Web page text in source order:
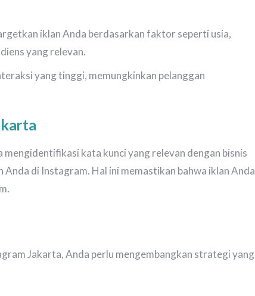
iklan Anda berdasarkan faktor seperti usia,
yang relevan.
yang tinggi, memungkinkan pelanggan
kata kunci yang relevan dengan bisnis
di Instagram. Hal ini memastikan bahwa iklan Anda
Jakarta, Anda perlu mengembangkan strategi yang